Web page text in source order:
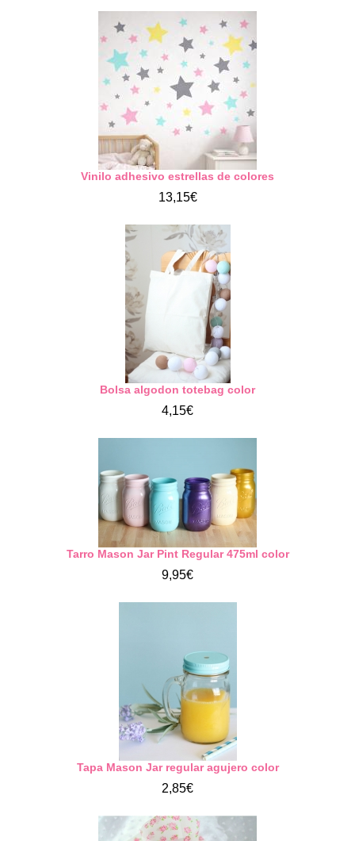
Vinilo adhesivo estrellas de colores
13,15€
Bolsa algodon totebag color
4,15€
Tarro Mason Jar Pint Regular 475ml color
9,95€
Tapa Mason Jar regular agujero color
2,85€